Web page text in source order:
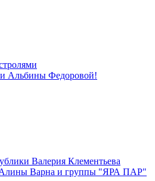
и Альбины Федоровой!
Валерия Клементьева
Алины Варна и группы "ЯРА ПАР"